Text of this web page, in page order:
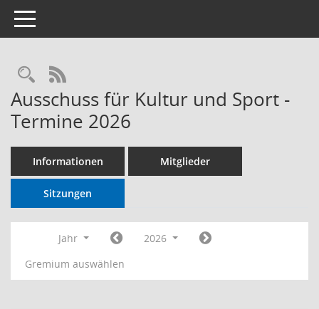
Toggle navigation
RSS-Feed
Ausschuss für Kultur und Sport -
Termine 2026
Informationen Mitglieder
Sitzungen
Jahr
2026
Gremium auswählen